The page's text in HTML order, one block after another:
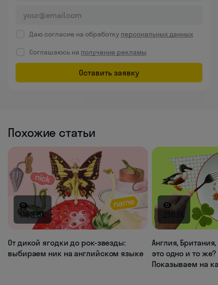
Даю согласие на обработку персональных данных
Соглашаюсь на получение рекламы
Оставить заявку
Похожие статьи
1183.6K
От дикой ягодки до рок-звезды:
выбираем ник на английском языке
216.1K
Англия,
это одно и то
Показываем на